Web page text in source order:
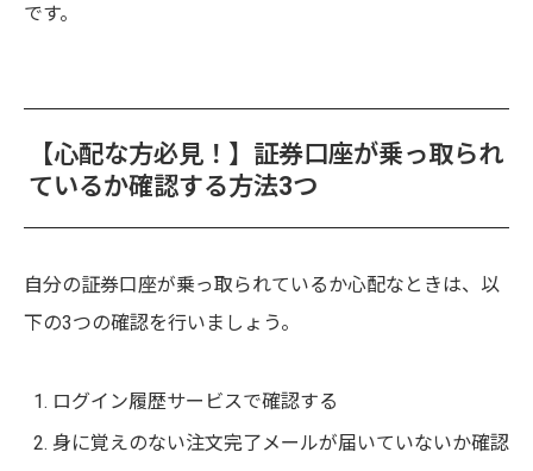
です。
【心配な方必見！】証券口座が乗っ取られ
ているか確認する方法3つ
自分の証券口座が乗っ取られているか心配なときは、以
下の3つの確認を行いましょう。
ログイン履歴サービスで確認する
身に覚えのない注文完了メールが届いていないか確認